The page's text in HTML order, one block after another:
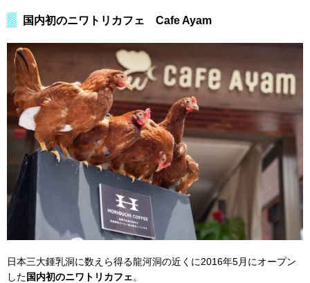
国内初のニワトリカフェ Cafe Ayam
日本三大鍾乳洞に数えら得る龍河洞の近くに2016年5月にオープン
した国内初のニワトリカフェ。